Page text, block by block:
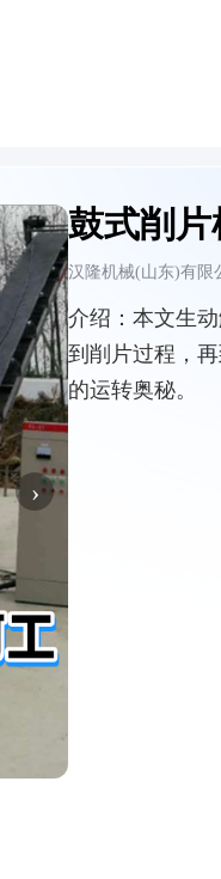
›
鼓式削
汉隆机械(山东)有限
介绍： 本文生
到削片过程，
的运转奥秘。